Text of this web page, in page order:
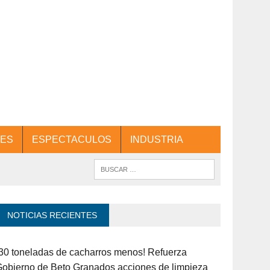
ESPECTACULOS INDUSTRIA
NOTICIAS RECIENTES
toneladas de cacharros menos! Refuerza
de Beto Granados acciones de limpieza